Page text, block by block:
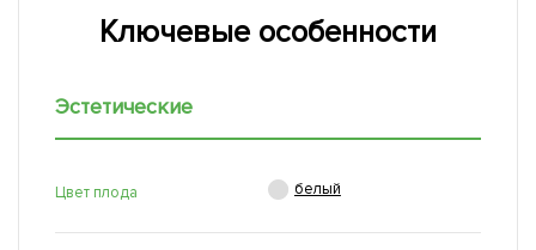
Ключевые особенности
Эстетические
Цвет плода  белый